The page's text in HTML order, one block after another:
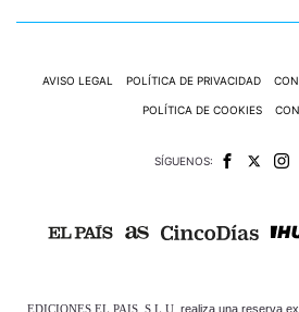
AVISO LEGAL POLÍTICA DE PRIVACIDAD
POLÍTICA DE COOKIES
SÍGUENOS:
EDICIONES EL PAIS, S.L.U. realiza una reserva